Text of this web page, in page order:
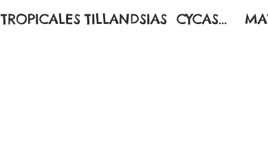
TROPICALES TILLANDSIAS CYCAS...